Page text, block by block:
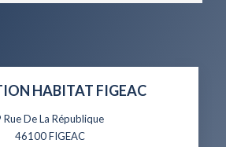
HABITAT FIGEAC
Rue De La République
46100FIGEAC